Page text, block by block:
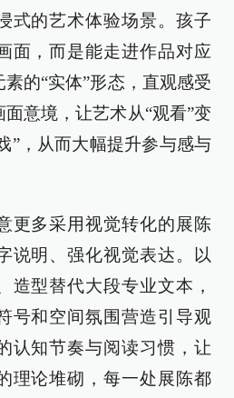
式的艺术体验场景。孩子
面，而是能走进作品对应
的“实体”形态，直观感受
意境，让艺术从“观看”变
”，从而大幅提升参与感与
更多采用视觉转化的展陈
说明、强化视觉表达。以
造型替代大段专业文本，
号和空间氛围营造引导观
认知节奏与阅读习惯，让
理论堆砌，每一处展陈都